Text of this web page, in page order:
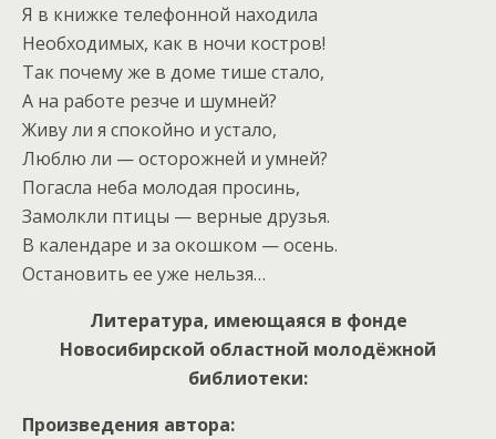
Я в книжке телефонной находила
Необходимых, как в ночи костров!
Так почему же в доме тише стало,
А на работе резче и шумней?
Живу ли я спокойно и устало,
Люблю ли — осторожней и умней?
Погасла неба молодая просинь,
Замолкли птицы — верные друзья.
В календаре и за окошком — осень.
Остановить ее уже нельзя…
Литература, имеющаяся в фонде
Новосибирской областной молодёжной
библиотеки:
Произведения автора: